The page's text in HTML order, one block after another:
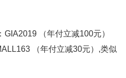
（年付立减100元）
（年付立减30元）,类似